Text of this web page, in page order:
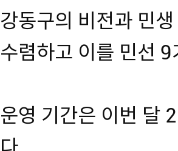
강동구의 비전과 민
수렴하고 이를 민선
운영 기간은 이번 달